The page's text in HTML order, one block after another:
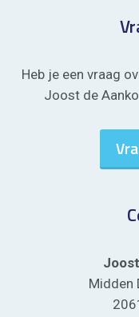
Heb je een vraag
Joost de
Midden